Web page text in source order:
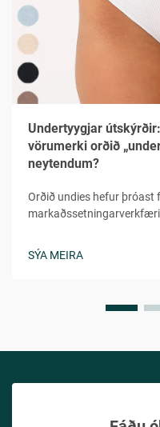
Undertyygjar
vörumerki orðið
neytendum?
Orðið undies hefur þróast
persónulega orð veitir
SÝA MEIRA